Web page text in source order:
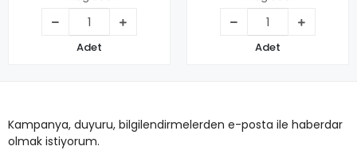
2&amp;#39;li Set
Adet Adet
Kampanya, duyuru, bilgilendirmelerden e-posta ile haberdar
olmak istiyorum.